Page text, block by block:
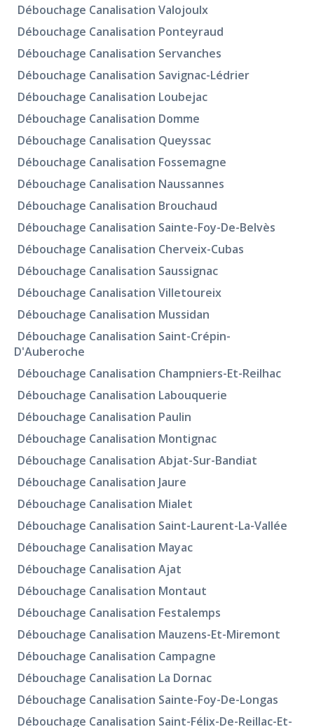
Débouchage Canalisation Valojoulx
Débouchage Canalisation Ponteyraud
Débouchage Canalisation Servanches
Débouchage Canalisation Savignac-Lédrier
Débouchage Canalisation Loubejac
Débouchage Canalisation Domme
Débouchage Canalisation Queyssac
Débouchage Canalisation Fossemagne
Débouchage Canalisation Naussannes
Débouchage Canalisation Brouchaud
Débouchage Canalisation Sainte-Foy-De-Belvès
Débouchage Canalisation Cherveix-Cubas
Débouchage Canalisation Saussignac
Débouchage Canalisation Villetoureix
Débouchage Canalisation Mussidan
Débouchage Canalisation Saint-Crépin-
D'Auberoche
Débouchage Canalisation Champniers-Et-Reilhac
Débouchage Canalisation Labouquerie
Débouchage Canalisation Paulin
Débouchage Canalisation Montignac
Débouchage Canalisation Abjat-Sur-Bandiat
Débouchage Canalisation Jaure
Débouchage Canalisation Mialet
Débouchage Canalisation Saint-Laurent-La-Vallée
Débouchage Canalisation Mayac
Débouchage Canalisation Ajat
Débouchage Canalisation Montaut
Débouchage Canalisation Festalemps
Débouchage Canalisation Mauzens-Et-Miremont
Débouchage Canalisation Campagne
Débouchage Canalisation La Dornac
Débouchage Canalisation Sainte-Foy-De-Longas
Débouchage Canalisation Saint-Félix-De-Reillac-Et-